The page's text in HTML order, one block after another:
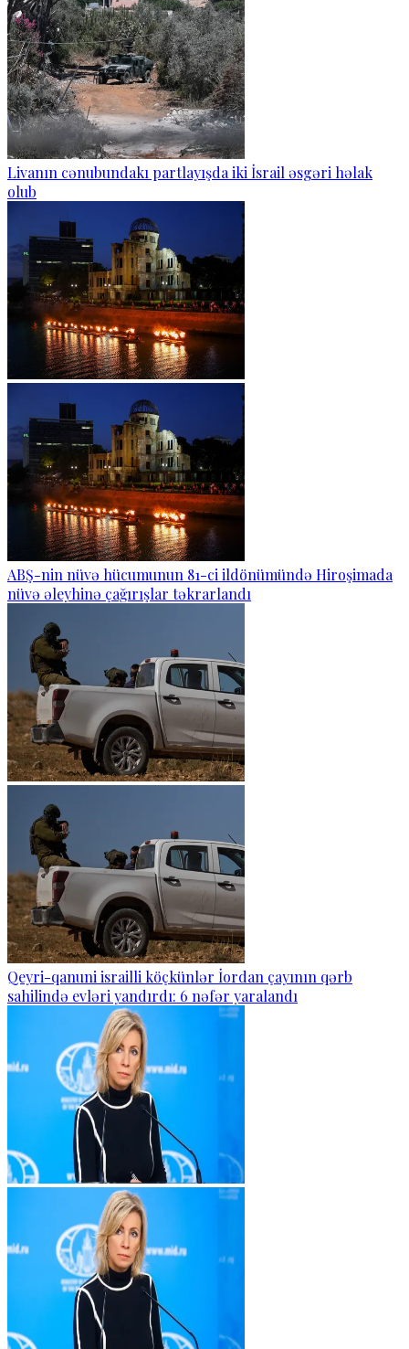
Livanın cənubundakı partlayışda iki İsrail əsgəri həlak
olub
ABŞ-nin nüvə hücumunun 81-ci ildönümündə Hiroşimada
nüvə əleyhinə çağırışlar təkrarlandı
Qeyri-qanuni israilli köçkünlər İordan çayının qərb
sahilində evləri yandırdı: 6 nəfər yaralandı